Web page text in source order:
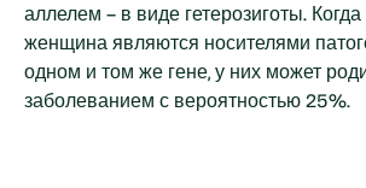
аллелем – в виде гетерозиготы.
женщина являются носителями
одном и том же гене, у них может
заболеванием с вероятностью 25%.